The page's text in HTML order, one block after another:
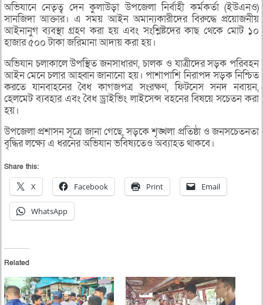
অভিযানে নেতৃত্ব দেন কুলাউড়া উপজেলা নির্বাহী কর্মকর্তা (ইউএনও)
সানজিদা আক্তার। এ সময় আইন অমান্যকারীদের বিরুদ্ধে প্রয়োজনীয়
আইনানুগ ব্যবস্থা গ্রহণ করা হয় এবং সংশ্লিষ্টদের কাছ থেকে মোট ১০
হাজার ৫০০ টাকা জরিমানা আদায় করা হয়।
অভিযান চলাকালে উপস্থিত জনসাধারণ, চালক ও যাত্রীদের সড়ক পরিবহন
আইন মেনে চলার আহ্বান জানানো হয়। পাশাপাশি নিরাপদ সড়ক নিশ্চিত
করতে যানবাহনের বৈধ কাগজপত্র সংরক্ষণ, ফিটনেস সনদ নবায়ন,
হেলমেট ব্যবহার এবং বৈধ ড্রাইভিং লাইসেন্স বহনের বিষয়ে সচেতন করা
হয়।
উপজেলা প্রশাসন সূত্রে জানা গেছে, সড়কে শৃঙ্খলা প্রতিষ্ঠা ও জনসচেতনতা
বৃদ্ধির লক্ষ্যে এ ধরনের অভিযান ভবিষ্যতেও অব্যাহত থাকবে।
Share this:
X Facebook Print Email
WhatsApp
Related